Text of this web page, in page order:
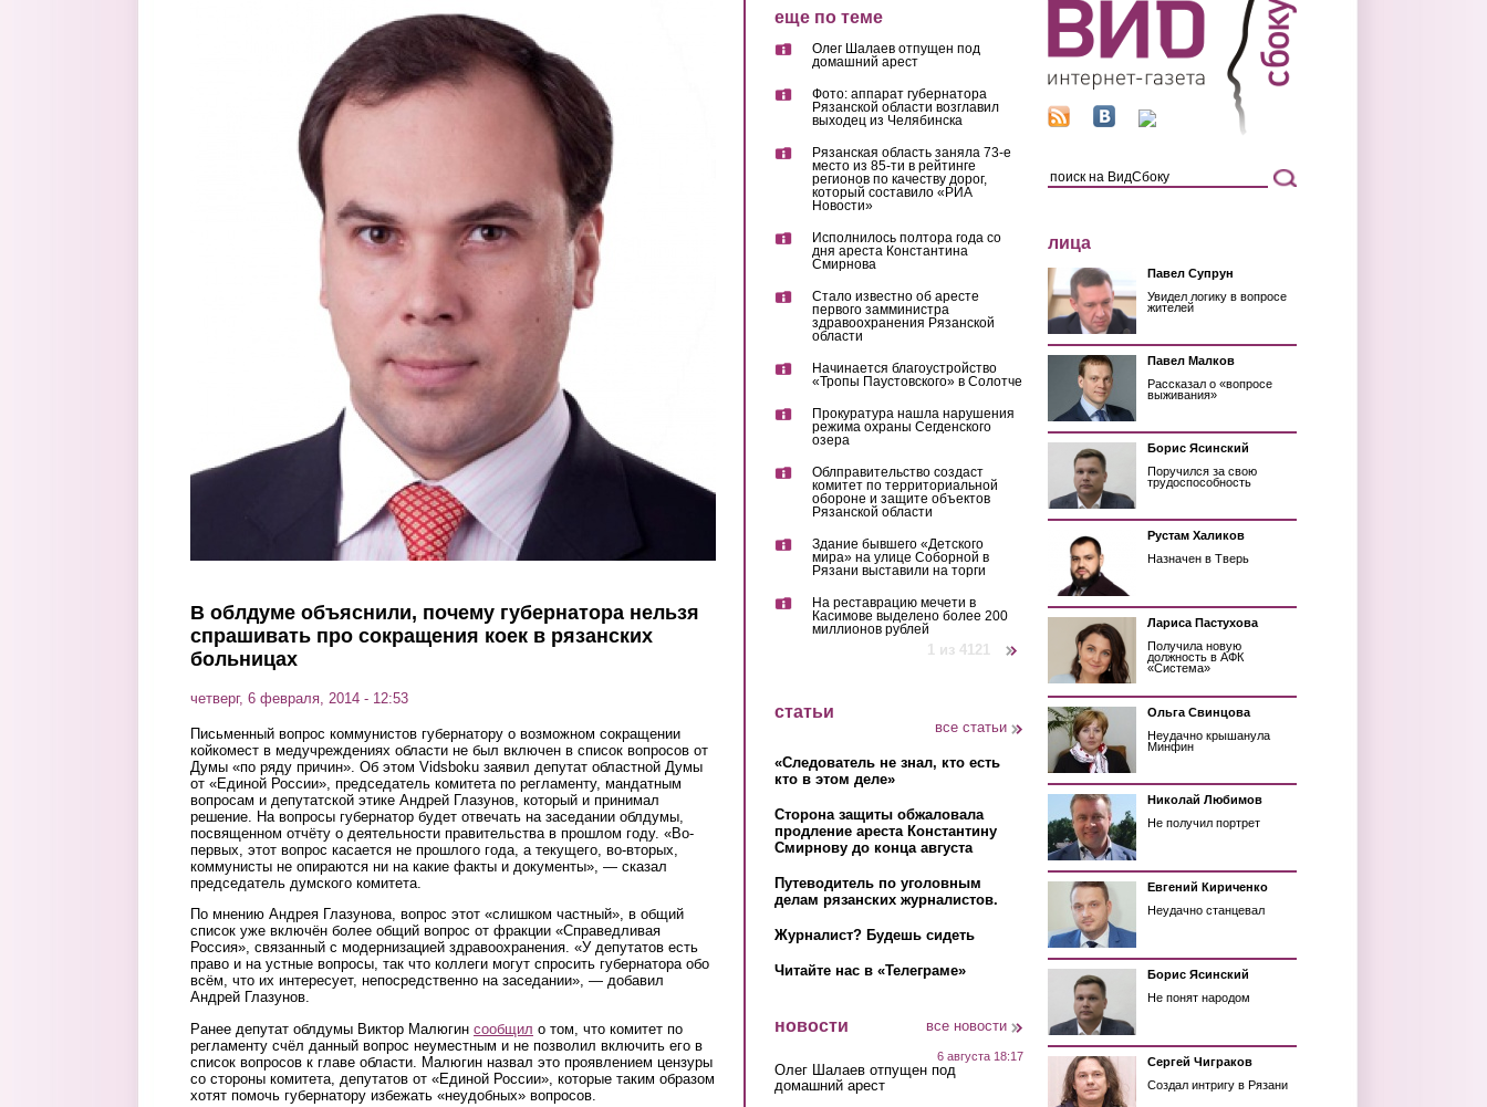
В облдуме объяснили, почему губернатора нельзя
спрашивать про сокращения коек в рязанских
больницах
четверг, 6 февраля, 2014 - 12:53
Письменный вопрос коммунистов губернатору о возможном сокращении
койкомест в медучреждениях области не был включен в список вопросов от
Думы «по ряду причин». Об этом Vidsboku заявил депутат областной Думы
от «Единой России», председатель комитета по регламенту, мандатным
вопросам и депутатской этике Андрей Глазунов, который и принимал
решение. На вопросы губернатор будет отвечать на заседании облдумы,
посвященном отчёту о деятельности правительства в прошлом году. «Во-
первых, этот вопрос касается не прошлого года, а текущего, во-вторых,
коммунисты не опираются ни на какие факты и документы», — сказал
председатель думского комитета.
По мнению Андрея Глазунова, вопрос этот «слишком частный», в общий
список уже включён более общий вопрос от фракции «Справедливая
Россия», связанный с модернизацией здравоохранения. «У депутатов есть
право и на устные вопросы, так что коллеги могут спросить губернатора обо
всём, что их интересует, непосредственно на заседании», — добавил
Андрей Глазунов.
Ранее депутат облдумы Виктор Малюгин сообщил о том, что комитет по
регламенту счёл данный вопрос неуместным и не позволил включить его в
список вопросов к главе области. Малюгин назвал это проявлением цензуры
со стороны комитета, депутатов от «Единой России», которые таким образом
хотят помочь губернатору избежать «неудобных» вопросов.
еще по теме
Олег Шалаев отпущен под
домашний арест
Фото: аппарат губернатора
Рязанской области возглавил
выходец из Челябинска
Рязанская область заняла 73-е
место из 85-ти в рейтинге
регионов по качеству дорог,
который составило «РИА
Новости»
Исполнилось полтора года со
дня ареста Константина
Смирнова
Стало известно об аресте
первого замминистра
здравоохранения Рязанской
области
Начинается благоустройство
«Тропы Паустовского» в Солотче
Прокуратура нашла нарушения
режима охраны Сегденского
озера
Облправительство создаст
комитет по территориальной
обороне и защите объектов
Рязанской области
Здание бывшего «Детского
мира» на улице Соборной в
Рязани выставили на торги
На реставрацию мечети в
Касимове выделено более 200
миллионов рублей
1 из 4121
статьи
все статьи
«Следователь не знал, кто есть
кто в этом деле»
Сторона защиты обжаловала
продление ареста Константину
Смирнову до конца августа
Путеводитель по уголовным
делам рязанских журналистов.
Журналист? Будешь сидеть
Читайте нас в «Телеграме»
новости все новости
6 августа 18:17
Олег Шалаев отпущен под
домашний арест
лица
Павел Супрун
Увидел логику в вопросе
жителей
Павел Малков
Рассказал о «вопросе
выживания»
Борис Ясинский
Поручился за свою
трудоспособность
Рустам Халиков
Назначен в Тверь
Лариса Пастухова
Получила новую
должность в АФК
«Система»
Ольга Свинцова
Неудачно крышанула
Минфин
Николай Любимов
Не получил портрет
Евгений Кириченко
Неудачно станцевал
Борис Ясинский
Не понят народом
Сергей Чиграков
Создал интригу в Рязани